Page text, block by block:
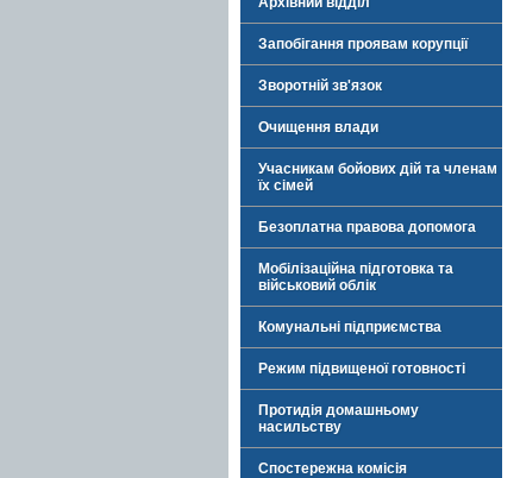
Запобігання проявам корупції
Зворотній зв'язок
Очищення влади
Учасникам бойових дій та членам
їх сімей
Безоплатна правова допомога
Мобілізаційна підготовка та
військовий облік
Комунальні підприємства
Режим підвищеної готовності
Протидія домашньому
насильству
Спостережна комісія